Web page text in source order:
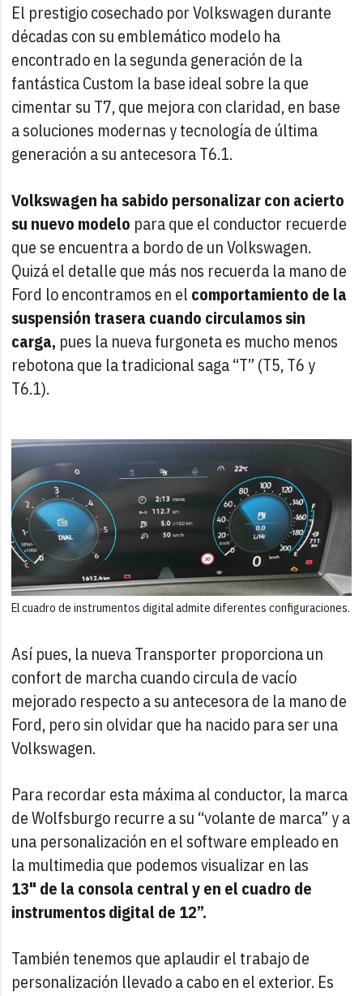
El prestigio cosechado por Volkswagen durante
décadas con su emblemático modelo ha
encontrado en la segunda generación de la
fantástica Custom la base ideal sobre la que
cimentar su T7, que mejora con claridad, en base
a soluciones modernas y tecnología de última
generación a su antecesora T6.1.
Volkswagen ha sabido personalizar con acierto
su nuevo modelo para que el conductor recuerde
que se encuentra a bordo de un Volkswagen.
Quizá el detalle que más nos recuerda la mano de
Ford lo encontramos en el comportamiento de la
suspensión trasera cuando circulamos sin
carga, pues la nueva furgoneta es mucho menos
rebotona que la tradicional saga “T” (T5, T6 y
T6.1).
El cuadro de instrumentos digital admite diferentes configuraciones.
Así pues, la nueva Transporter proporciona un
confort de marcha cuando circula de vacío
mejorado respecto a su antecesora de la mano de
Ford, pero sin olvidar que ha nacido para ser una
Volkswagen.
Para recordar esta máxima al conductor, la marca
de Wolfsburgo recurre a su “volante de marca” y a
una personalización en el software empleado en
la multimedia que podemos visualizar en las
13" de la consola central y en el cuadro de
instrumentos digital de 12”.
También tenemos que aplaudir el trabajo de
personalización llevado a cabo en el exterior. Es